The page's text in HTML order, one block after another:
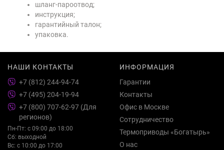
шланг-пароотвод;
инструкция;
гарантийный талон;
упаковка.
НАШИ КОНТАКТЫ
+7 (812) 244-94-74
+7 (495) 204-19-94
+7 (800) 707-62-97 (Для
регионов)
Пн-Пт: с 09:00 до 18:00
Сб: выходной
Вс: с 10:00 до 17:00
ИНФОРМАЦИЯ
Гарантии
Контакты
Офис в Москве
Сотрудничество
Термоприводы «Богатырь»
О нас